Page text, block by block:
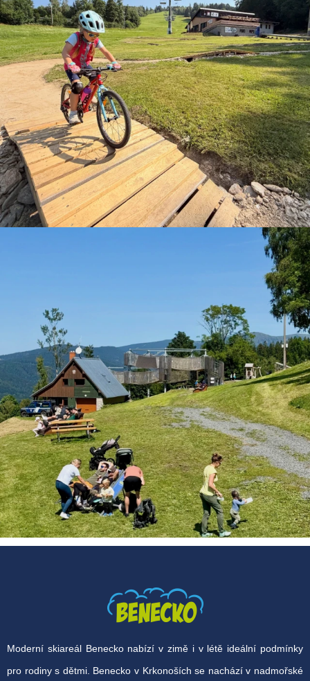
Moderní skiareál Benecko nabízí v zimě i v létě ideální podmínky
pro rodiny s dětmi. Benecko v Krkonoších se nachází v nadmořské